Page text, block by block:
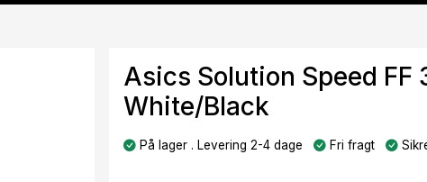
Asics Solution Speed FF
White/Black
På lager . Levering 2-4 dage Fri fragt